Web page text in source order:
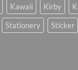
Kawaii Kirby
Stationery Sticker